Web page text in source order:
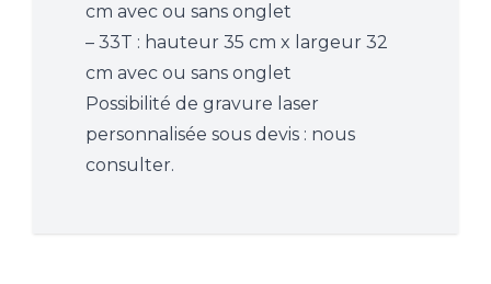
cm avec ou sans onglet
– 33T : hauteur 35 cm x largeur 32
cm avec ou sans onglet
Possibilité de gravure laser
personnalisée sous devis : nous
consulter.